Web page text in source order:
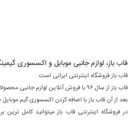
قاب باز، لوازم جانبی موبایل و اکسسوری
قاب باز فروشگاه اینترنتی ایرانی است.
قاب باز از سال ۹۶ با فروش آنلاین لوازم جانبی محصولات اپل شروع به کار نمود.
بعد از آن قاب باز با اضافه کردن اکسسوری گیم
در فروشگاه اینترنتی قاب باز میتوانید کامل